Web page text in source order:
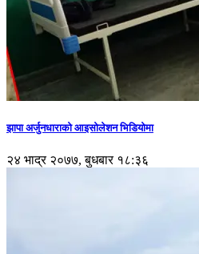
झापा अर्जुनधाराको आइसोलेशन भिडियोमा
२४ भाद्र २०७७, बुधबार १८:३६